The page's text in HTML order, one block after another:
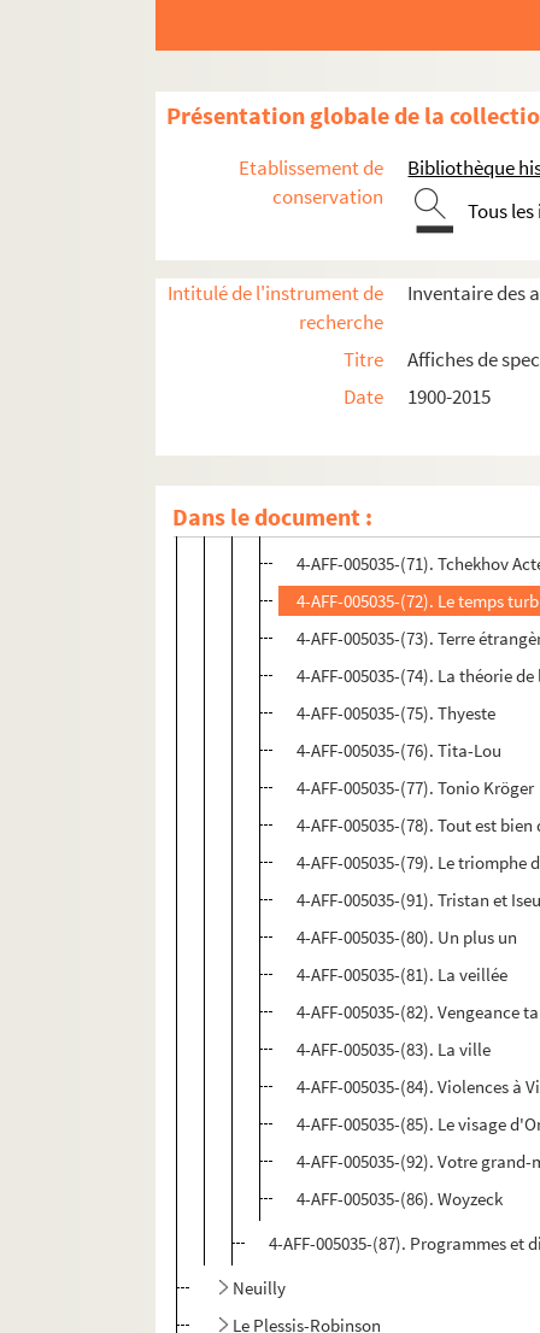
Présentation globale de la
Etablissement de
conservation
Bibliothèque
Tous
Intitulé de l'instrument de
recherche
Inventaire des
Titre
Affiches de
Date
1900-2015
Dans le document :
4-AFF-005035-(59). Pièce de
4-AFF-005035-(61). Quai ouest
4-AFF-005035-(62). La remise
4-AFF-005035-(64). Roberto
4-AFF-005035-(66). Rumeur à
4-AFF-005035-(70). Le Tartuffe
4-AFF-005035-(71). Tchekhov
4-AFF-005035-(72). Le temps
4-AFF-005035-(73). Terre
4-AFF-005035-(74). La théorie
4-AFF-005035-(75). Thyeste
4-AFF-005035-(76). Tita-Lou
4-AFF-005035-(77). Tonio Kröger
4-AFF-005035-(78). Tout est
4-AFF-005035-(79). Le triomphe
4-AFF-005035-(91). Tristan et
4-AFF-005035-(80). Un plus un
4-AFF-005035-(81). La veillée
4-AFF-005035-(82). Vengeance
4-AFF-005035-(83). La ville
4-AFF-005035-(84). Violences à
4-AFF-005035-(85). Le visage
4-AFF-005035-(92). Votre
4-AFF-005035-(86). Woyzeck
4-AFF-005035-(87). Programmes et
Neuilly
Le Plessis-Robinson